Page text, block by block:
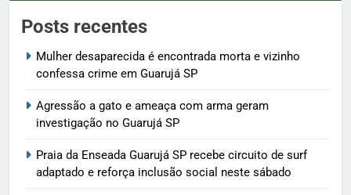
Posts recentes
Mulher desaparecida é encontrada morta e vizinho
confessa crime em Guarujá SP
Agressão a gato e ameaça com arma geram
investigação no Guarujá SP
Praia da Enseada Guarujá SP recebe circuito de surf
adaptado e reforça inclusão social neste sábado